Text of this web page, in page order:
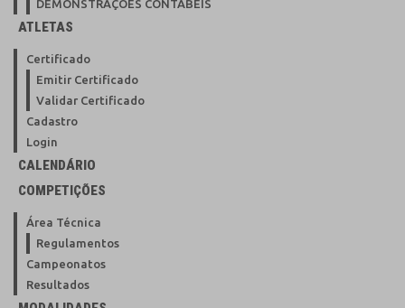
DEMONSTRAÇÕES CONTÁBEIS
ATLETAS
Certificado
Emitir Certificado
Validar Certificado
Cadastro
Login
CALENDÁRIO
COMPETIÇÕES
Área Técnica
Regulamentos
Campeonatos
Resultados